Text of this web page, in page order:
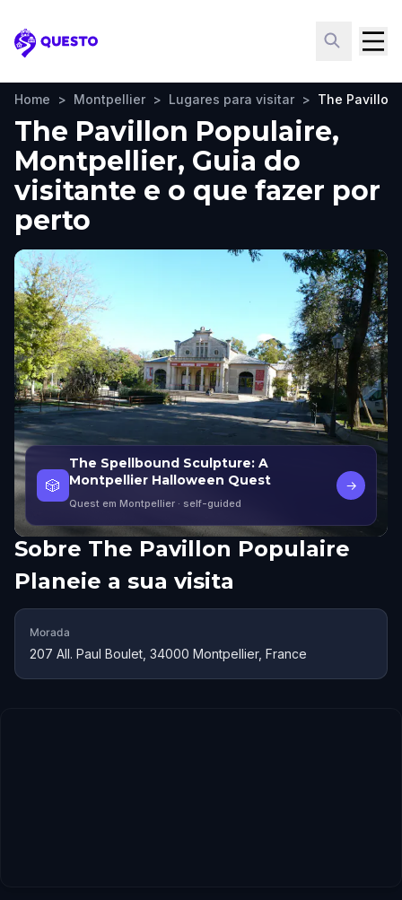
Questo
Home > Montpellier > Lugares para visitar > The Pavillon
The Pavillon Populaire,
Montpellier, Guia do
visitante e o que fazer por
perto
🎲
The Spellbound Sculpture: A
Montpellier Halloween Quest
Quest em Montpellier · self-guided
→
Sobre The Pavillon Populaire
Planeie a sua visita
Morada
207 All. Paul Boulet, 34000 Montpellier, France